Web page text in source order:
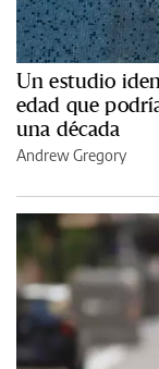
Un estudio
edad que
una década
Andrew Gregory